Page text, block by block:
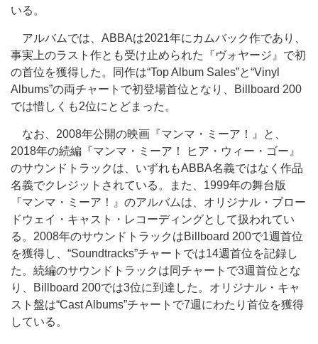
いる。
アルバムでは、ABBAは2021年にカムバック作であり、
事実上のラスト作とも受け止められた『ヴォヤージ』で初
の首位を獲得した。同作は“Top Album Sales”と“Vinyl
Albums”の両チャートで初登場首位となり、Billboard 200
では惜しくも2位にとどまった。
なお、2008年公開の映画『マンマ・ミーア！』と、
2018年の続編『マンマ・ミーア！ ヒア・ウィー・ゴー』
のサウンドトラックは、いずれもABBA名義ではなく作品
名義でクレジットされている。また、1999年の舞台版
『マンマ・ミーア！』のアルバムは、オリジナル・ブロー
ドウェイ・キャスト・レコーディングとして扱われてい
る。2008年のサウンドトラックはBillboard 200で1週首位
を獲得し、“Soundtracks”チャートでは14週首位を記録し
た。続編のサウンドトラックは同チャートで3週首位とな
り、Billboard 200では3位に到達した。オリジナル・キャ
スト盤は“Cast Albums”チャートで7週にわたり首位を獲得
している。